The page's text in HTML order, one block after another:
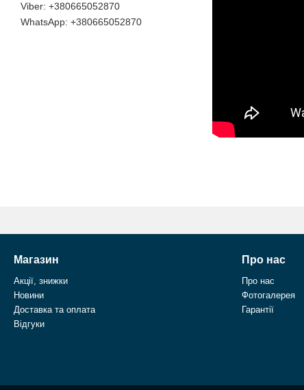
+380665052870
+380665052870
Магазин
Акції, знижки
Новини
Доставка та оплата
Відгуки
Про нас
Про нас
Фотогалерея
Гарантії